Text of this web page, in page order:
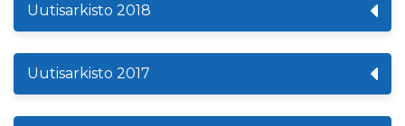
Uutisarkisto 2018
Uutisarkisto 2017